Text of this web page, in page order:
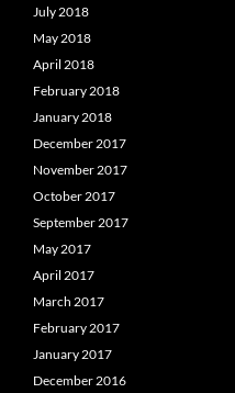
July 2018
May 2018
April 2018
February 2018
January 2018
December 2017
November 2017
October 2017
September 2017
May 2017
April 2017
March 2017
February 2017
January 2017
December 2016